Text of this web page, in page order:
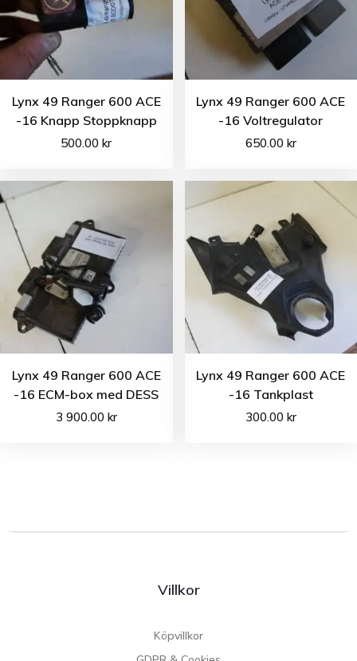
Lynx 49 Ranger 600 ACE
-16 Knapp Stoppknapp
500.00kr
Lynx 49 Ranger 600 ACE
-16 Voltregulator
650.00 kr
Lynx 49 Ranger 600 ACE
-16 ECM-box med DESS
3 900.00 kr
Lynx 49 Ranger 600 ACE
-16 Tankplast
300.00 kr
Villkor
Köpvillkor